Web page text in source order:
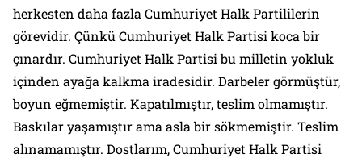
herkesten daha fazla Cumhuriyet Halk Partililerin
görevidir. Çünkü Cumhuriyet Halk Partisi koca bir
çınardır. Cumhuriyet Halk Partisi bu milletin yokluk
içinden ayağa kalkma iradesidir. Darbeler görmüştür,
boyun eğmemiştir. Kapatılmıştır, teslim olmamıştır.
Baskılar yaşamıştır ama asla bir sökmemiştir. Teslim
alınamamıştır. Dostlarım, Cumhuriyet Halk Partisi